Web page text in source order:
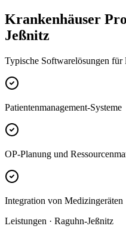
Krankenhäuser
Jeßnitz
Typische Softwarelösungen für
Patientenmanagement-Systeme
OP-Planung und
Integration von Medizingeräten
Leistungen · Raguhn-Jeßnitz